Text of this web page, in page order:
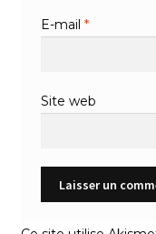
E-mail*
Site web